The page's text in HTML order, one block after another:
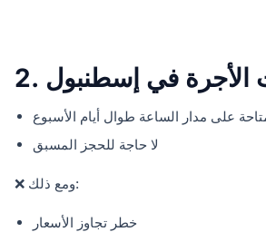
الأجرة في إسطنبول
على مدار الساعة طوال أيام الأسبوع
لا حاجة للحجز المسبق
❌ ومع ذلك:
خطر تجاوز الأسعار